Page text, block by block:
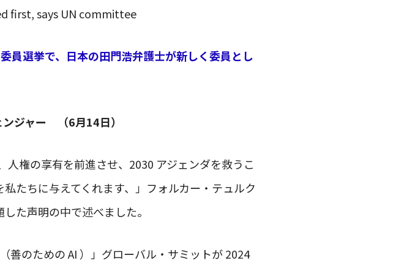
first, says UN committee
選挙で、日本の田門浩弁護士が新しく委員とし
ジャー （6月14日）
人権の享有を前進させ、2030 アジェンダを救うこ
たちに与えてくれます、」フォルカー・テュルク
た声明の中で述べました。
善のための AI ）」グローバル・サミットが 2024